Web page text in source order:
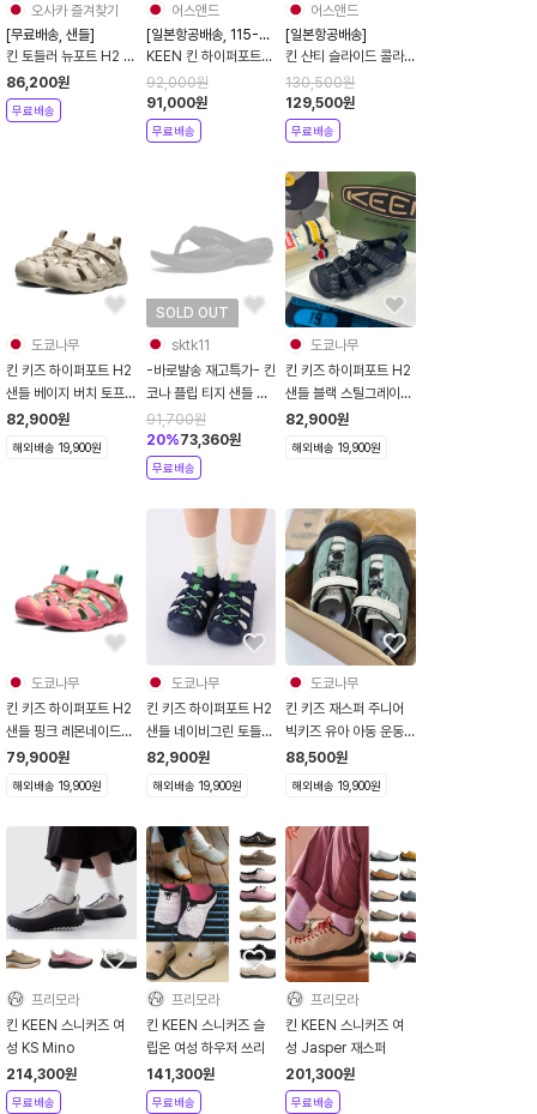
오사카 즐겨찾기
[무료배송, 샌들]
킨 토들러 뉴포트 H2 샌
들 26SS 여름 물놀이
슈즈 1031700
86,200원
무료배송
어스앤드
[일본항공배송, 115-
145사이즈]
KEEN 킨 하이퍼포트
H2 키즈 트레킹 스트랩
피셔맨 샌들
92,000원
91,000원
무료배송
어스앤드
[일본항공배송]
킨 샨티 슬라이드 콜라
보 한정판 아츠 남녀공
용 발편한 슬리퍼 클로
그
130,500원
129,500원
무료배송
도쿄나무
킨 키즈 하이퍼포트 H2
샌들 베이지 버치 토프
토들러 115-235사이
즈
82,900원
해외배송 19,900원
SOLD OUT
sktk11
-바로발송 재고특가- 킨
코나 플립 티지 샌들 블
랙 1029144
91,700원
20%73,360원
무료배송
도쿄나무
킨 키즈 하이퍼포트 H2
샌들 블랙 스틸그레이
토들러 115-235사이
즈
82,900원
해외배송 19,900원
도쿄나무
킨 키즈 하이퍼포트 H2
샌들 핑크 레몬네이드
토들러 115-235사이
79,900원
해외배송 19,900원
도쿄나무
킨 키즈 하이퍼포트 H2
샌들 네이비그린 토들러
115-235사이즈
82,900원
해외배송 19,900원
도쿄나무
킨 키즈 재스퍼 주니어
빅키즈 유아 아동 운동
화 릴리패드 그린 Lily
88,500원
해외배송 19,900원
프리모라
킨 KEEN 스니커즈 여
성 KS Mino
214,300원
무료배송
프리모라
킨 KEEN 스니커즈 슬
립온 여성 하우저 쓰리
141,300원
무료배송
프리모라
킨 KEEN 스니커즈 여
성 Jasper 재스퍼
201,300원
무료배송